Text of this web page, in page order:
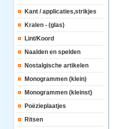
Kant / applicaties,strikjes
Kralen - (glas)
Lint/Koord
Naalden en spelden
Nostalgische artikelen
Monogrammen (klein)
Monogrammen (kleinst}
Poëzieplaatjes
Ritsen